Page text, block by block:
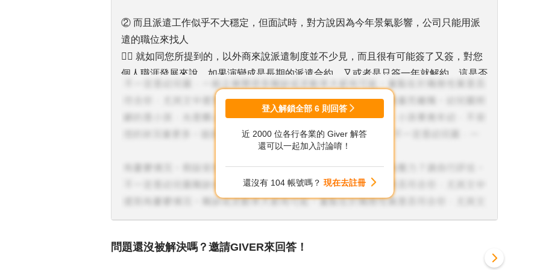
② 而且派遣工作似乎不大穩定，但面試時，對方說因為今年景氣影響，公司只能用派
遣的職位來找人
✍🏻 就如同您所提到的，以外商來說派遣制度並不少見，而且很有可能簽了又簽，對您
個人職涯發展來說，如果演變成是長期的派遣合約，又或者是只簽一年就解約，這是否
是您所能接受的，就會是考量的重點。
③ 近期有個知名的外商(防毒軟體大廠)，有個派遣職位的機會(1年1約)，可能可以拿到
offer，薪水也有機會比現在高，工作內容還可以接受
情況下，且又是一年一約的時間限制，很容易去影響到績效的表現，但對於外商來說，
又是以績效為最重要的續約考量，所以如何針對工作內容，快速呈現出好的績效來爭取
延長或轉正，這部分也是其他人所很難給予協助的。
✍🏻 但只要我們清楚風險，也建立起正確的心態，覺得可以承受風險，並且建立相關的
因應計畫，那就可以拚一次看看，因為機會往往稍縱即逝，未來的成功與否並不是透過
登入解鎖全部 6 則回答
近 2000 位各行各業的 Giver 解答
還可以一起加入討論唷！
還沒有 104 帳號嗎？ 現在去註冊
問題還沒被解決嗎？邀請GIVER來回答！